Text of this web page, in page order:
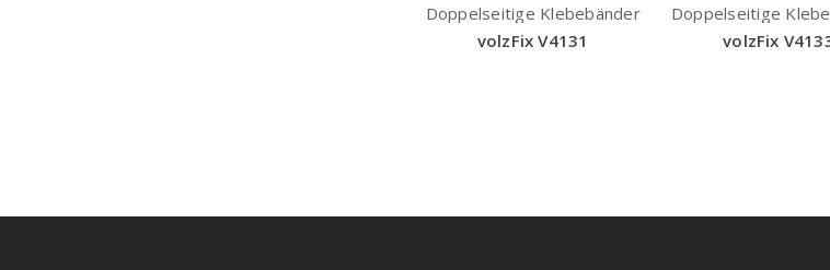
Doppelseitige Klebebänder
volzFix V4131
Doppelseitige
volzFix